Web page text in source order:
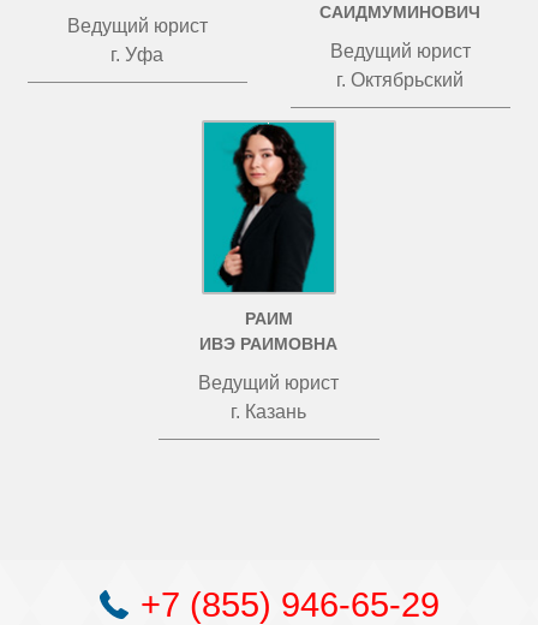
Ведущий юрист
г. Уфа
САИДМУМИНОВИЧ
Ведущий юрист
г. Октябрьский
РАИМ
ИВЭ РАИМОВНА
Ведущий юрист
г. Казань
+7 (855) 946-65-29